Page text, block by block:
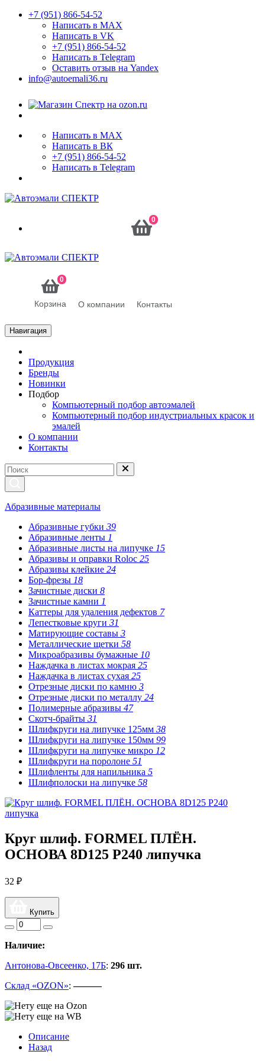
+7 (951) 866-54-52
Написать в MAX
Написать в VK
+7 (951) 866-54-52
Написать в Telegram
Оставить отзыв на Yandex
info@autoemali36.ru
Написать в MAX
Написать в ВК
+7 (951) 866-54-52
Написать в Telegram
0
0
Корзина О компании Контакты
Навигация
Продукция
Бренды
Новинки
Подбор
Компьютерный подбор автоэмалей
Компьютерный подбор индустриальных красок и
эмалей
О компании
Контакты
Абразивные материалы
Абразивные губки 39
Абразивные ленты 1
Абразивные листы на липучке 15
Абразивы и оправки Roloc 25
Абразивы клейкие 24
Бор-фрезы 18
Зачистные диски 8
Зачистные камни 1
Каттеры для удаления дефектов 7
Лепестковые круги 31
Матирующие составы 3
Металлические щетки 58
Микроабразивы бумажные 10
Наждачка в листах мокрая 25
Наждачка в листах сухая 25
Отрезные диски по камню 3
Отрезные диски по металлу 24
Полимерные абразивы 47
Скотч-брайты 31
Шлифкруги на липучке 125мм 38
Шлифкруги на липучке 150мм 99
Шлифкруги на липучке микро 12
Шлифкруги на поролоне 51
Шлифленты для напильника 5
Шлифполоски на липучке 58
Круг шлиф. FORMEL ПЛЁН.
ОСНОВА 8D125 P240 липучка
32 ₽
Купить
Наличие:
Антонова-Овсеенко, 17Б: 296 шт.
Склад «OZON»:———
Описание
Назад